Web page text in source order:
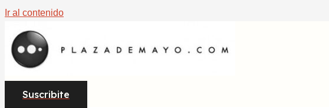
Ir al contenido
Suscribite